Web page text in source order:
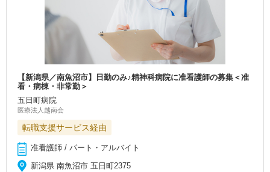
【新潟県／南魚沼市】日勤のみ♪精神科病院に准看護師の募集＜准
看・病棟・非常勤＞
五日町病院
医療法人越南会
転職支援サービス経由
准看護師 / パート・アルバイト
新潟県 南魚沼市 五日町2375